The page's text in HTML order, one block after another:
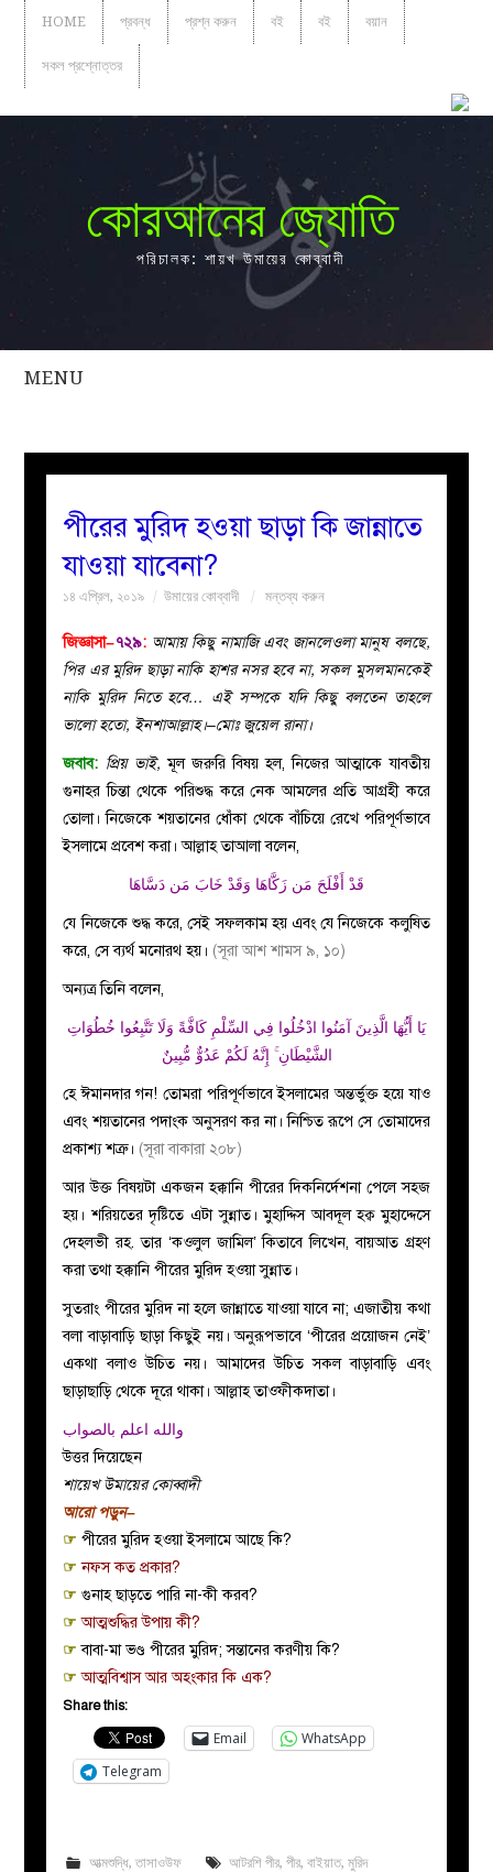
HOME প্রবন্ধ প্রশ্ন করুন বই বই বয়ান
সকল প্রশ্নোত্তর
কোরআনের জ্যোতি
পরিচালক: শায়খ উমায়ের কোব্বাদী
MENU
সকল
নারীদের
পাতা
মজলিস
প্রশ্ন
পীরের মুরিদ হওয়া ছাড়া কি জান্নাতে
যাওয়া যাবেনা?
১৪ এপ্রিল, ২০১৯ উমায়ের কোব্বাদী মন্তব্য করুন
জিজ্ঞাসা–৭২৯: আমায় কিছু নামাজি এবং জানলেওলা মানুষ বলছে,
পির এর মুরিদ ছাড়া নাকি হাশর নসর হবে না, সকল মুসলমানকেই
নাকি মুরিদ নিতে হবে… এই সম্পকে যদি কিছু বলতেন তাহলে
ভালো হতো, ইনশাআল্লাহ।–মোঃ জুয়েল রানা।
জবাব: প্রিয় ভাই, মূল জরুরি বিষয় হল, নিজের আত্মাকে যাবতীয়
গুনাহর চিন্তা থেকে পরিশুদ্ধ করে নেক আমলের প্রতি আগ্রহী করে
তোলা। নিজেকে শয়তানের ধোঁকা থেকে বাঁচিয়ে রেখে পরিপূর্ণভাবে
ইসলামে প্রবেশ করা। আল্লাহ তাআলা বলেন,
قَدْ أَفْلَحَ مَن زَكَّاهَا وَقَدْ خَابَ مَن دَسَّاهَا
যে নিজেকে শুদ্ধ করে, সেই সফলকাম হয় এবং যে নিজেকে কলুষিত
করে, সে ব্যর্থ মনোরথ হয়। (সূরা আশ শামস ৯, ১০)
অন্যত্র তিনি বলেন,
يَا أَيُّهَا الَّذِينَ آمَنُوا ادْخُلُوا فِي السِّلْمِ كَافَّةً وَلَا تَتَّبِعُوا خُطُوَاتِ
الشَّيْطَانِ ۚ إِنَّهُ لَكُمْ عَدُوٌّ مُّبِينٌ
হে ঈমানদার গন! তোমরা পরিপূর্ণভাবে ইসলামের অন্তর্ভুক্ত হয়ে যাও
এবং শয়তানের পদাংক অনুসরণ কর না। নিশ্চিত রূপে সে তোমাদের
প্রকাশ্য শত্রু। (সূরা বাকারা ২০৮)
আর উক্ত বিষয়টা একজন হক্কানি পীরের দিকনির্দেশনা পেলে সহজ
হয়। শরিয়তের দৃষ্টিতে এটা সুন্নাত। মুহাদ্দিস আবদূল হক্ব মুহাদ্দেসে
দেহলভী রহ. তার ‘কওলুল জামিল’ কিতাবে লিখেন, বায়আত গ্রহণ
করা তথা হক্কানি পীরের মুরিদ হওয়া সুন্নাত।
সুতরাং পীরের মুরিদ না হলে জান্নাতে যাওয়া যাবে না; এজাতীয় কথা
বলা বাড়াবাড়ি ছাড়া কিছুই নয়। অনুরূপভাবে ‘পীরের প্রয়োজন নেই’
একথা বলাও উচিত নয়। আমাদের উচিত সকল বাড়াবাড়ি এবং
ছাড়াছাড়ি থেকে দূরে থাকা। আল্লাহ তাওফীকদাতা।
والله اعلم بالصواب
উত্তর দিয়েছেন
শায়েখ উমায়ের কোব্বাদী
আরো পড়ুন–
☞পীরের মুরিদ হওয়া ইসলামে আছে কি?
☞নফস কত প্রকার?
☞গুনাহ ছাড়তে পারি না-কী করব?
☞ আত্মশুদ্ধির উপায় কী?
☞ বাবা-মা ভণ্ড পীরের মুরিদ; সন্তানের করণীয় কি?
☞আত্মবিশ্বাস আর অহংকার কি এক?
Share this:
Email
WhatsApp
Telegram
আত্মশুদ্ধি, তাসাওউফ আটরশি পীর, পীর, বাইয়াত, মুরিদ